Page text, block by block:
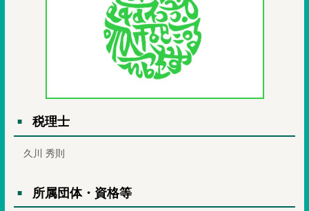
税理士
久川 秀則
所属団体・資格等